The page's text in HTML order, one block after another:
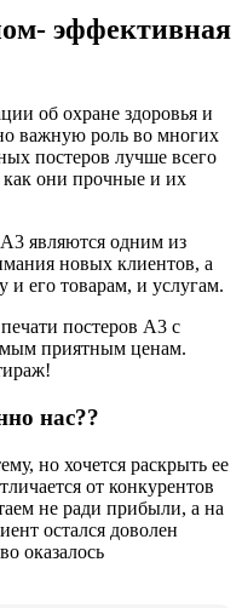
эффективная
об охране здоровья и
важную роль во многих
постеров лучше всего
они прочные и их
являются одним из
новых клиентов, а
и его товарам, и услугам.
постеров А3 с
приятным ценам.
нас??
но хочется раскрыть ее
от конкурентов
не ради прибыли, а на
остался доволен
оказалось